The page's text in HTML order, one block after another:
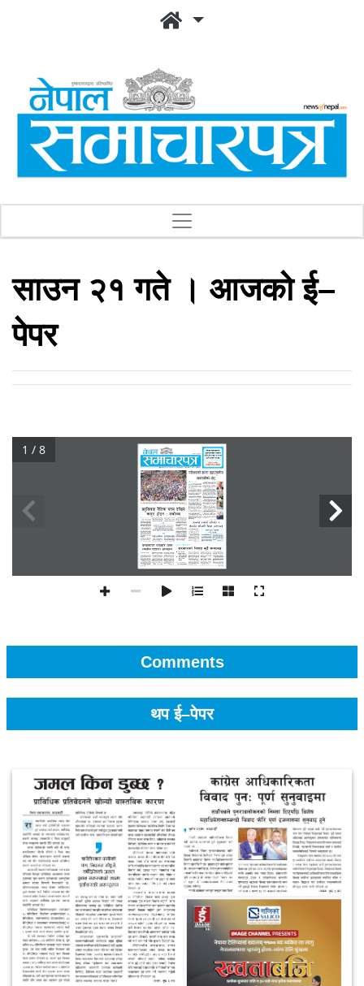
साउन २१ गते । आजको ई–
पेपर
1 / 8
Comments
थप ई–पेपर